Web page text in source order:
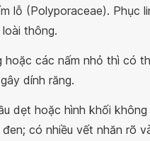
lỗ (Polyporaceae). Phục
thông.
hoặc các nấm nhỏ thì có
dính răng.
dẹt hoặc hình khối không
có nhiều vết nhăn rõ